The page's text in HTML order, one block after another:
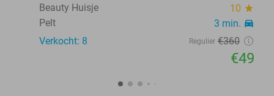
Beauty Huisje
10 star
Pelt 3 min. directions_car
Verkocht: 8 Regulier €360
€49